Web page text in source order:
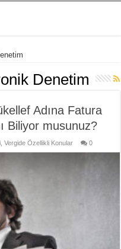
Denetim
Adına Fatura
Biliyor musunuz?
,Vergide Özellikli Konular 0